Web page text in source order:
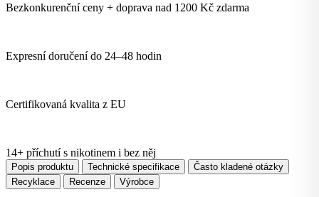
Bezkonkurenční ceny + doprava nad 1200 Kč zdarma
Expresní doručení do 24–48 hodin
Certifikovaná kvalita z EU
14+ příchutí s nikotinem i bez něj
Popis produktu Technické specifikace
Často kladené otázky
Recyklace
Recenze Výrobce